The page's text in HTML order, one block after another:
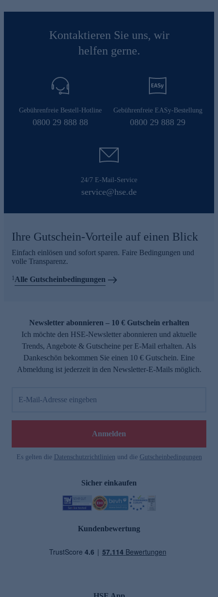
Kontaktieren Sie uns, wir
helfen gerne.
Gebührenfreie Bestell-Hotline
0800 29 888 88
Gebührenfreie EASy-Bestellung
0800 29 888 29
24/7 E-Mail-Service
service@hse.de
Ihre Gutschein-Vorteile auf einen Blick
Einfach einlösen und sofort sparen. Faire Bedingungen und
volle Transparenz.
1 Alle Gutscheinbedingungen
Newsletter abonnieren – 10 € Gutschein erhalten
Ich möchte den HSE-Newsletter abonnieren und aktuelle
Trends, Angebote & Gutscheine per E-Mail erhalten. Als
Dankeschön bekommen Sie einen 10 € Gutschein. Eine
Abmeldung ist jederzeit in den Newsletter-E-Mails möglich.
E-Mail-Adresse eingeben
Anmelden
Es gelten die Datenschutzrichtlinien und die Gutscheinbedingungen
Sicher einkaufen
Kundenbewertung